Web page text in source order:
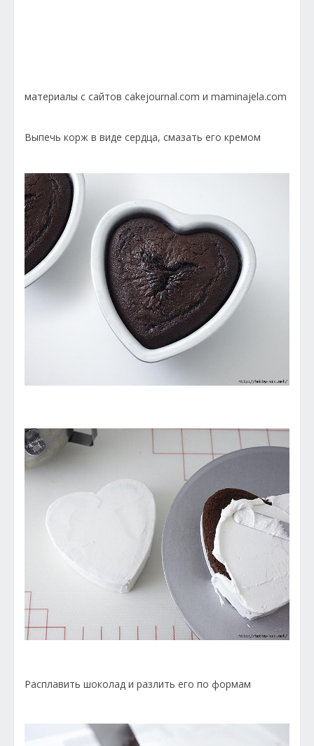
материалы с сайтов cakejournal.com и maminajela.com
Выпечь корж в виде сердца, смазать его кремом
Расплавить шоколад и разлить его по формам